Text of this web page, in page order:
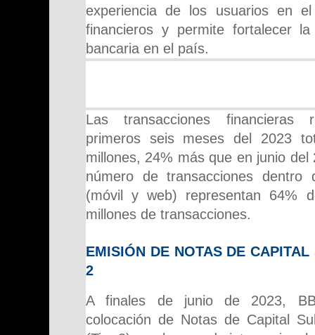
experiencia de los usuarios en
financieros y permite fortalecer
bancaria en el país.
Las transacciones financieras
primeros seis meses del 2023
millones, 24% más que en junio
número de transacciones dentro
(móvil y web) representan 64%
millones de transacciones.
EMISIÓN DE NOTAS DE
2
A finales de junio de 2023,
colocación de Notas de Capital